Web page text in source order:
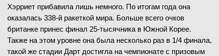
Хэрриет прибавила лишь немного. По итогам года она
оказалась 338-й ракеткой мира. Больше всего очков
британке принес финал 25-тысячника в Южной Корее.
Также на этом уровне она была несколько раз в 1/4 финала,
такой же стадии Дарт достигла на чемпионате с призовым